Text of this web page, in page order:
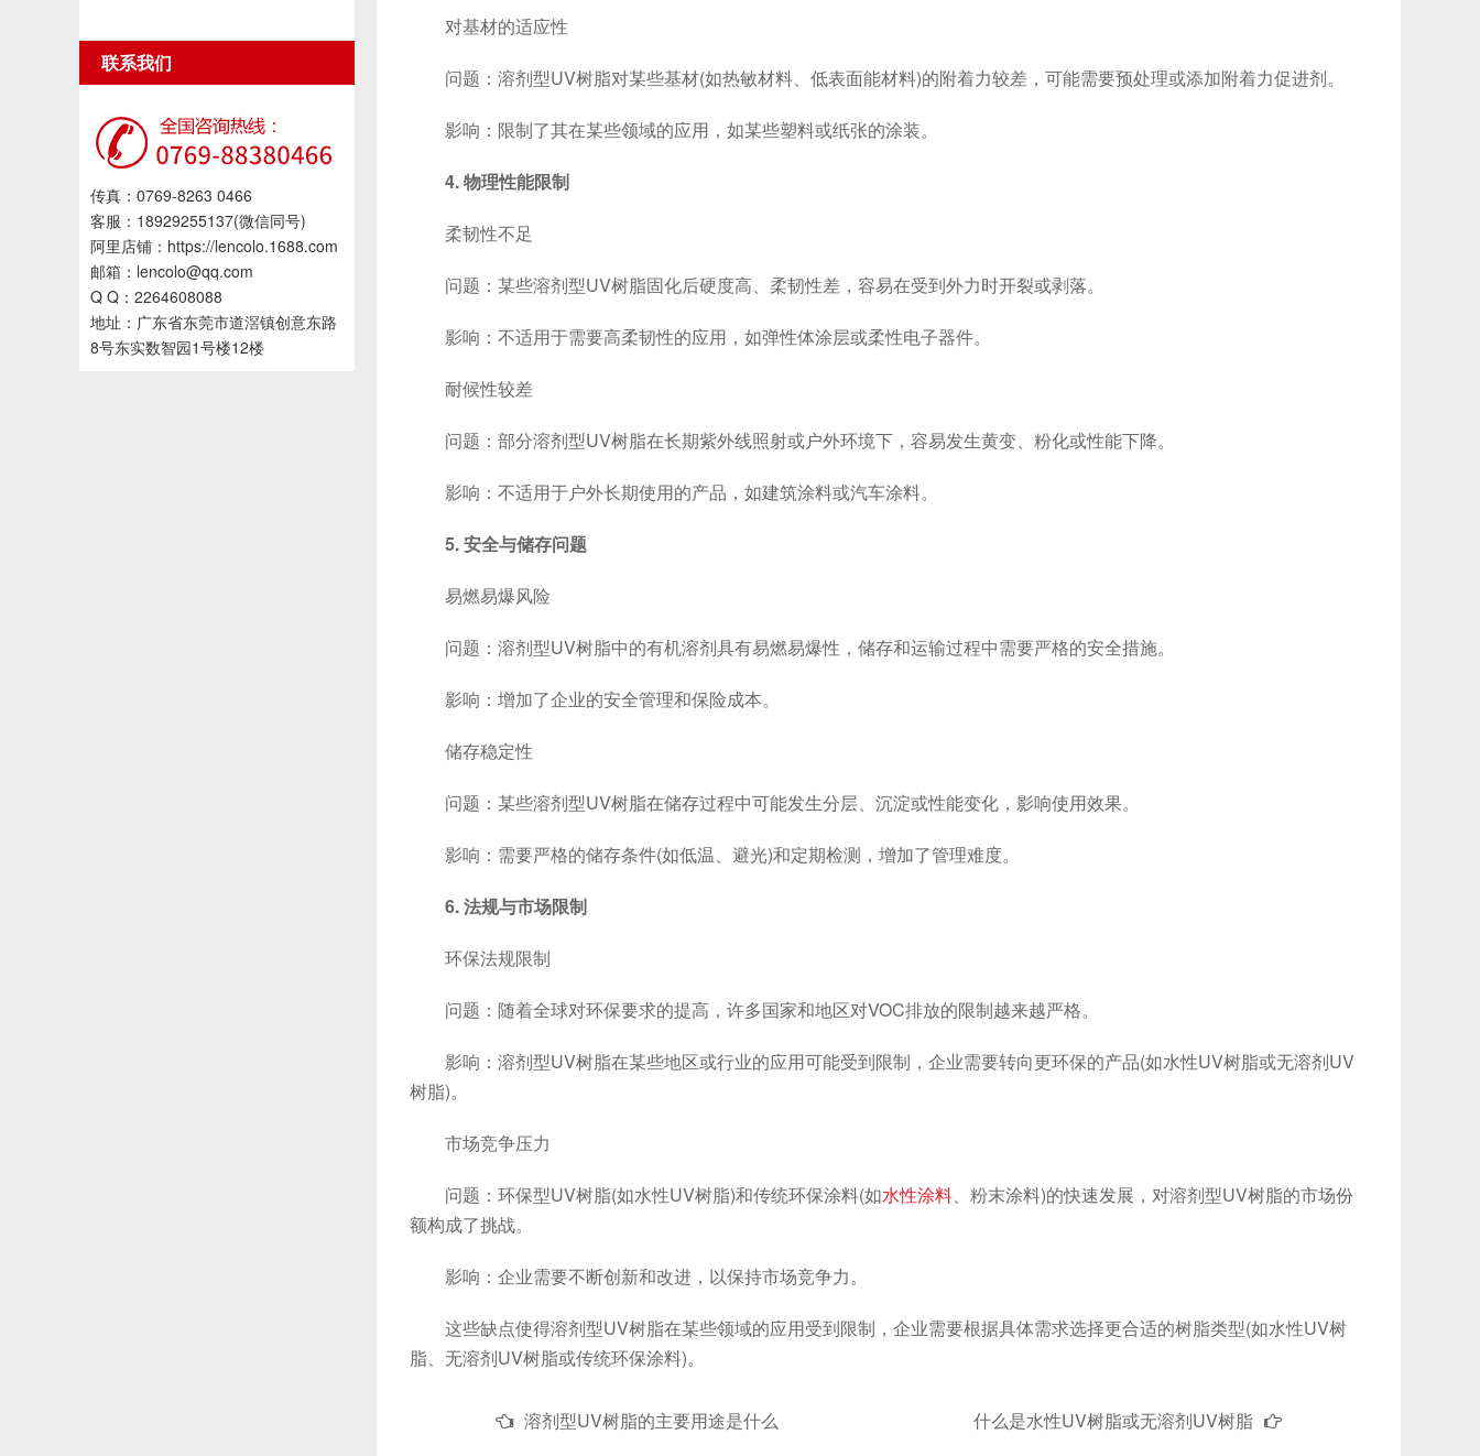
联系我们
传真：0769-8263 0466
客服：18929255137(微信同号)
阿里店铺：https://lencolo.1688.com
邮箱：lencolo@qq.com
Q Q：2264608088
地址：广东省东莞市道滘镇创意东路
8号东实数智园1号楼12楼
对基材的适应性
问题：溶剂型UV树脂对某些基材(如热敏材料、低表面能材料)的附着力较差，可能需要预处理或添加附着力促进剂。
影响：限制了其在某些领域的应用，如某些塑料或纸张的涂装。
4. 物理性能限制
柔韧性不足
问题：某些溶剂型UV树脂固化后硬度高、柔韧性差，容易在受到外力时开裂或剥落。
影响：不适用于需要高柔韧性的应用，如弹性体涂层或柔性电子器件。
耐候性较差
问题：部分溶剂型UV树脂在长期紫外线照射或户外环境下，容易发生黄变、粉化或性能下降。
影响：不适用于户外长期使用的产品，如建筑涂料或汽车涂料。
5. 安全与储存问题
易燃易爆风险
问题：溶剂型UV树脂中的有机溶剂具有易燃易爆性，储存和运输过程中需要严格的安全措施。
影响：增加了企业的安全管理和保险成本。
储存稳定性
问题：某些溶剂型UV树脂在储存过程中可能发生分层、沉淀或性能变化，影响使用效果。
影响：需要严格的储存条件(如低温、避光)和定期检测，增加了管理难度。
6. 法规与市场限制
环保法规限制
问题：随着全球对环保要求的提高，许多国家和地区对VOC排放的限制越来越严格。
影响：溶剂型UV树脂在某些地区或行业的应用可能受到限制，企业需要转向更环保的产品(如水性UV树脂或无溶剂UV
树脂)。
市场竞争压力
问题：环保型UV树脂(如水性UV树脂)和传统环保涂料(如水性涂料、粉末涂料)的快速发展，对溶剂型UV树脂的市场份
额构成了挑战。
影响：企业需要不断创新和改进，以保持市场竞争力。
这些缺点使得溶剂型UV树脂在某些领域的应用受到限制，企业需要根据具体需求选择更合适的树脂类型(如水性UV树
脂、无溶剂UV树脂或传统环保涂料)。
溶剂型UV树脂的主要用途是什么 什么是水性UV树脂或无溶剂UV树脂